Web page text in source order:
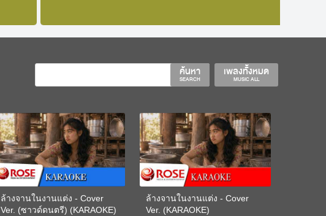
เพลงทั้งหมด
MUSIC ALL
ค้นหา
SEARCH
ล้างจานในงานแต่ง - Cover
Ver. (ซาวด์ดนตรี) (KARAOKE)
ล้างจานในงานแต่ง - Cover
Ver. (KARAOKE)